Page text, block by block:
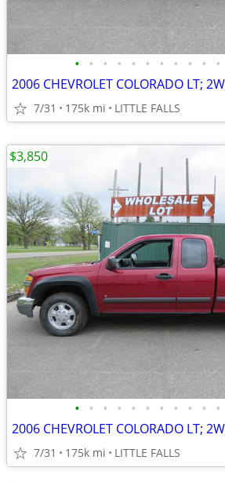
• • • • • • • • • • •
7/31 175k mi LITTLE FALLS
• • • • • • • • • • •
7/31 175k mi LITTLE FALLS
$3,850